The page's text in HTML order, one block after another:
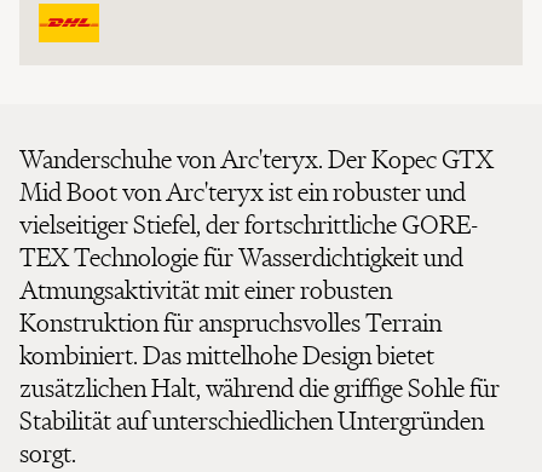
Wanderschuhe von Arc'teryx. Der Kopec GTX
Mid Boot von Arc'teryx ist ein robuster und
vielseitiger Stiefel, der fortschrittliche GORE-
TEX Technologie für Wasserdichtigkeit und
Atmungsaktivität mit einer robusten
Konstruktion für anspruchsvolles Terrain
kombiniert. Das mittelhohe Design bietet
zusätzlichen Halt, während die griffige Sohle für
Stabilität auf unterschiedlichen Untergründen
sorgt.